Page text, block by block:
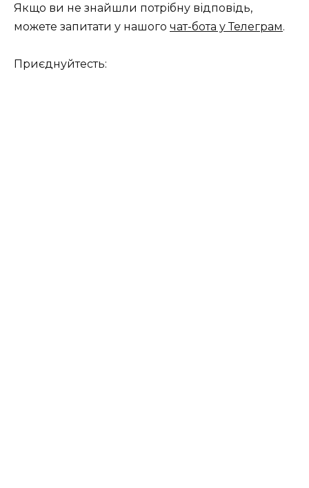
Якщо ви не знайшли потрібну відповідь,
можете запитати у нашого чат-бота у Телеграм.
Приєднуйтесть: